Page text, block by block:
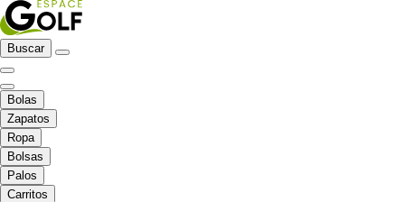
Buscar
Bolas
Zapatos
Ropa
Bolsas
Palos
Carritos